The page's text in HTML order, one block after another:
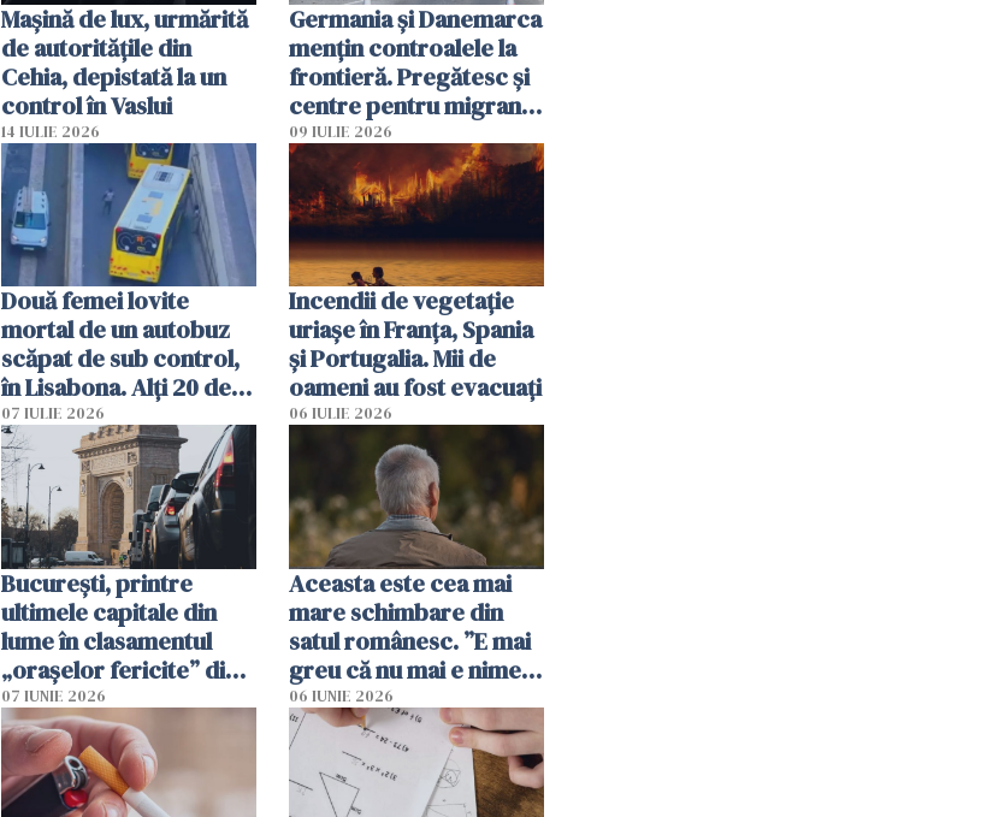
Mașină de lux, urmărită
de autoritățile din
Cehia, depistată la un
control în Vaslui
14 IULIE 2026
Germania și Danemarca
mențin controalele la
frontieră. Pregătesc și
centre pentru migranții
respinși din UE
09 IULIE 2026
Două femei lovite
mortal de un autobuz
scăpat de sub control,
în Lisabona. Alți 20 de
oameni sunt răniți
07 IULIE 2026
Incendii de vegetație
uriașe în Franța, Spania
și Portugalia. Mii de
oameni au fost evacuați
06 IULIE 2026
București, printre
ultimele capitale din
lume în clasamentul
„orașelor fericite” din
2026
07 IUNIE 2026
Aceasta este cea mai
mare schimbare din
satul românesc. ”E mai
greu că nu mai e nimeni
pe-aici, prin jur”
06 IUNIE 2026